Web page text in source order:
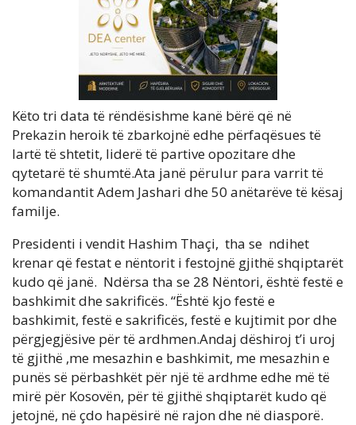
Këto tri data të rëndësishme kanë bërë që në
Prekazin heroik të zbarkojnë edhe përfaqësues të
lartë të shtetit, liderë të partive opozitare dhe
qytetarë të shumtë.Ata janë përulur para varrit të
komandantit Adem Jashari dhe 50 anëtarëve të kësaj
familje.
Presidenti i vendit Hashim Thaçi, tha se ndihet
krenar që festat e nëntorit i festojnë gjithë shqiptarët
kudo që janë. Ndërsa tha se 28 Nëntori, është festë e
bashkimit dhe sakrificës. “Është kjo festë e
bashkimit, festë e sakrificës, festë e kujtimit por dhe
përgjegjësive për të ardhmen.Andaj dëshiroj t’i uroj
të gjithë ,me mesazhin e bashkimit, me mesazhin e
punës së përbashkët për një të ardhme edhe më të
mirë për Kosovën, për të gjithë shqiptarët kudo që
jetojnë, në çdo hapësirë në rajon dhe në diasporë.